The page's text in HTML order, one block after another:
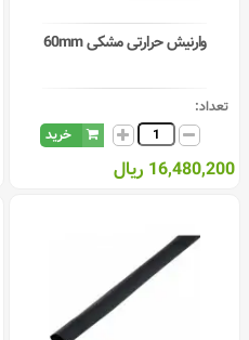
وارنیش حرارتی مشکی 60mm
تعداد:
خرید
16,480,200 ریال